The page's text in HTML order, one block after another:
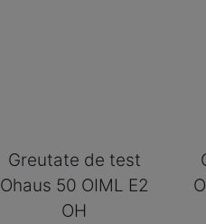
Greutate de test
Ohaus 50 OIML E2
OH